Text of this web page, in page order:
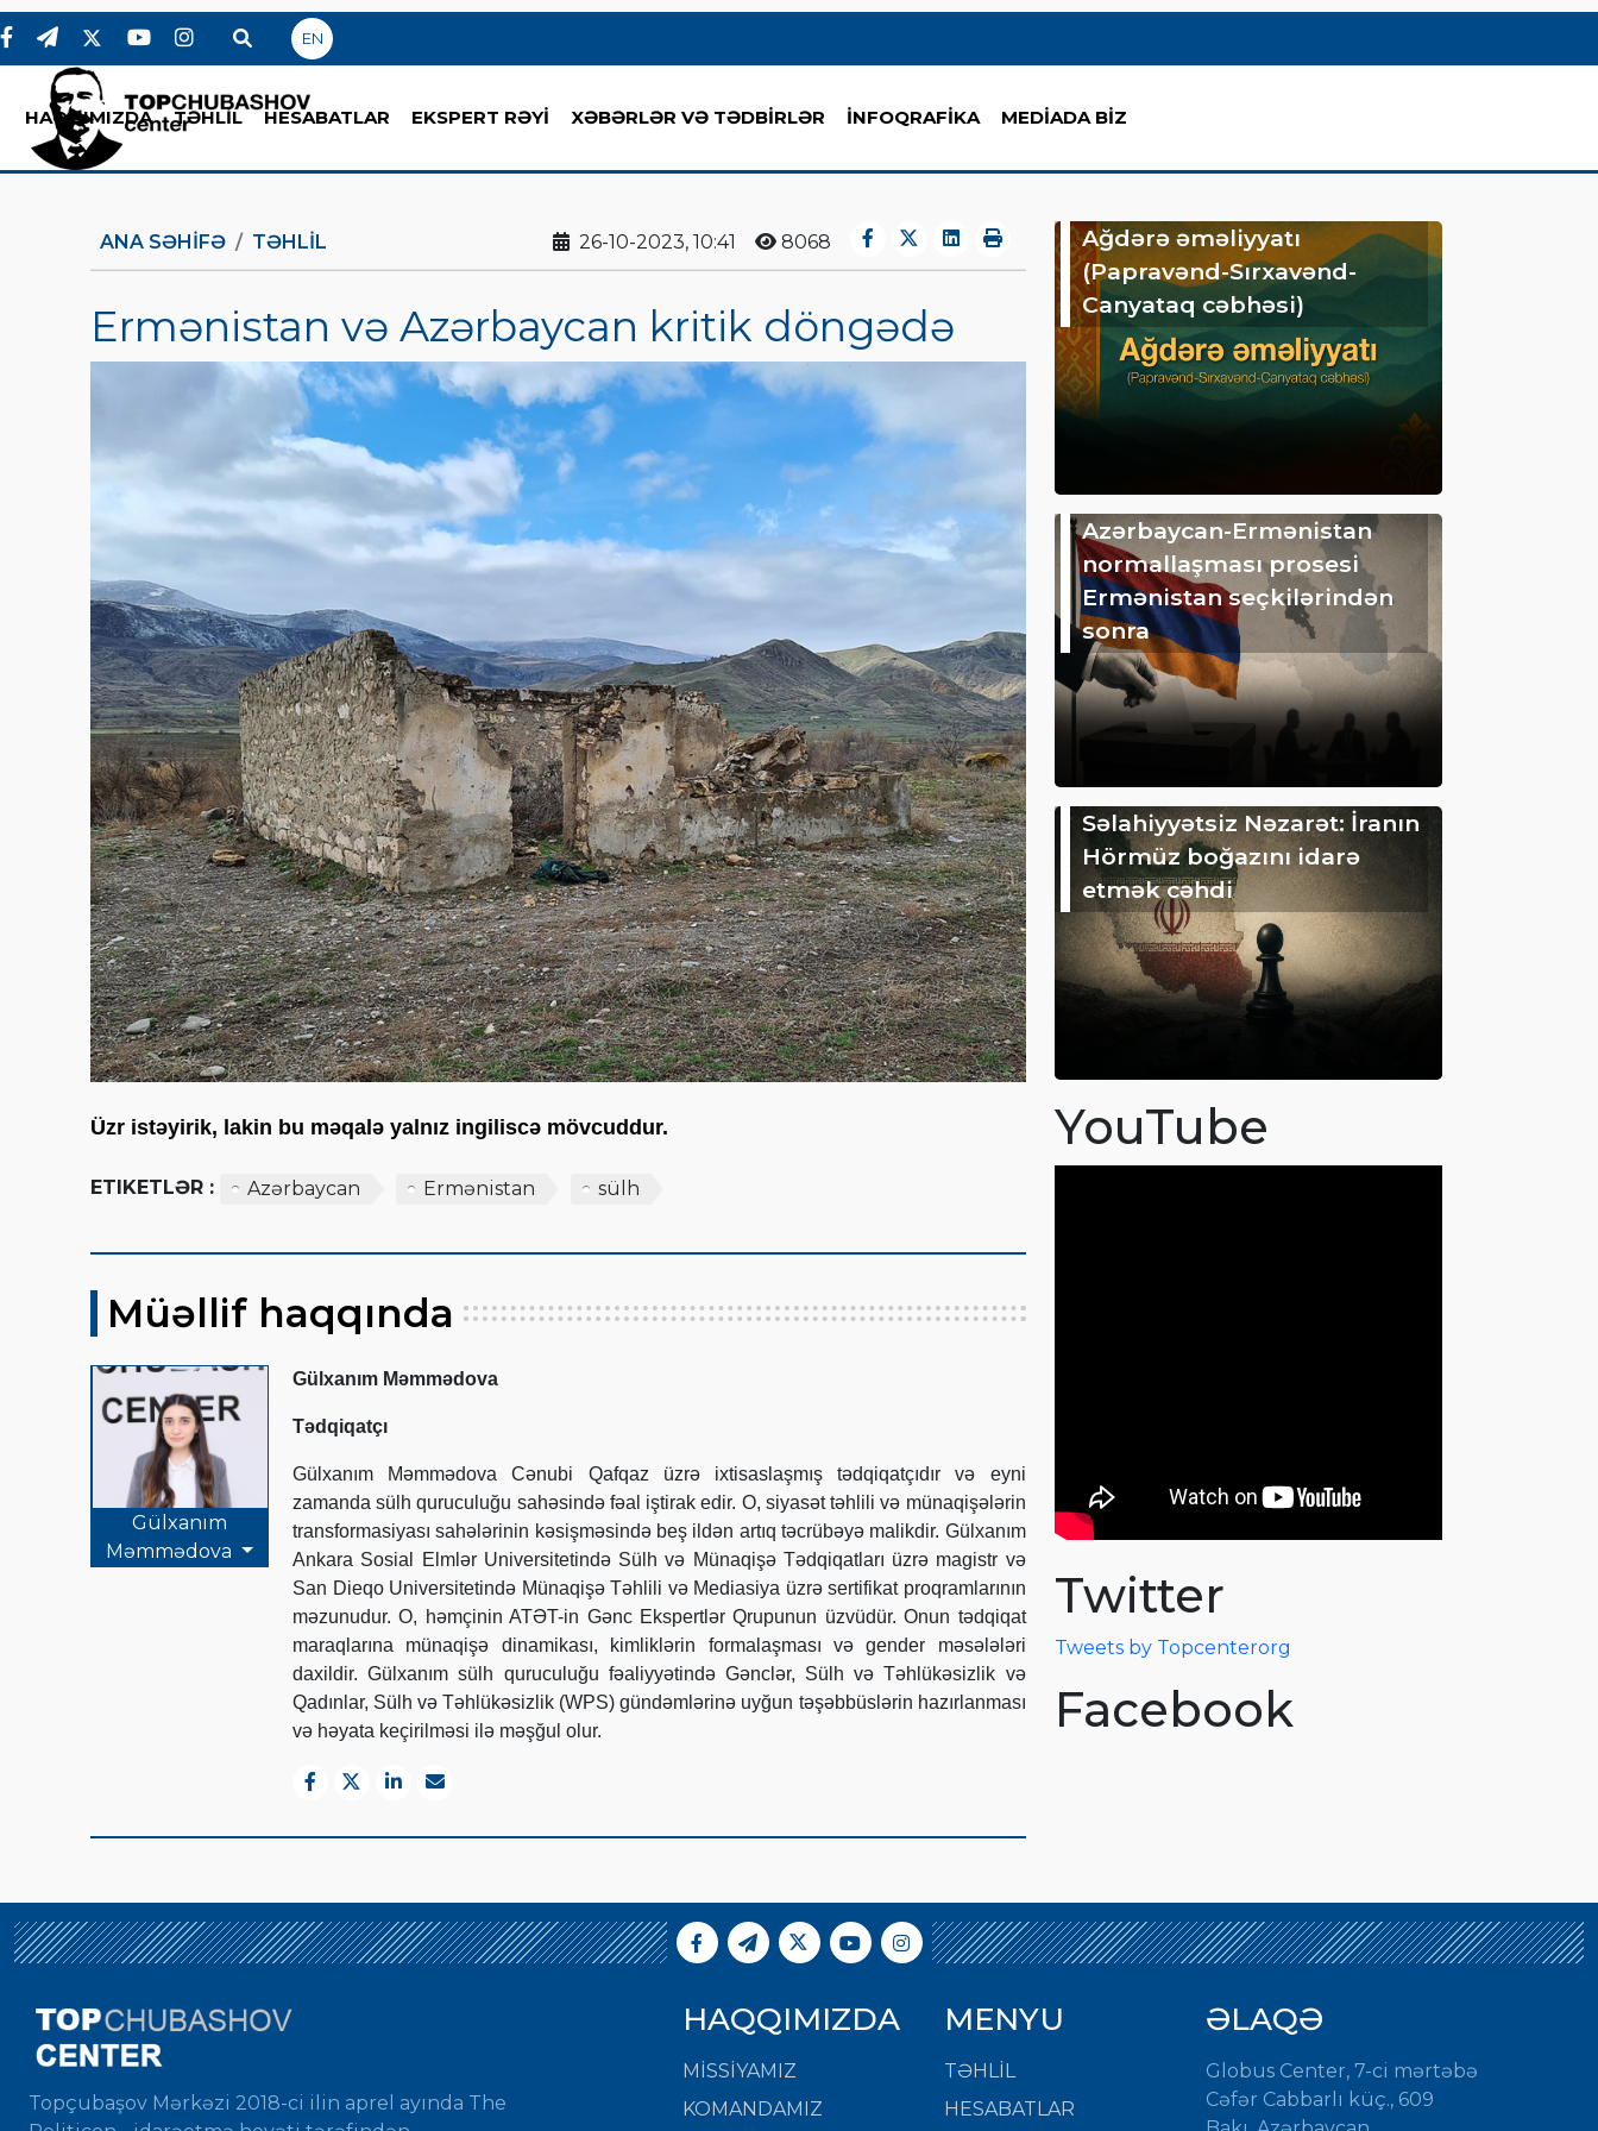
EN
HAQQIMIZDA TƏHLİL HESABATLAR EKSPERT RƏYİ XƏBƏRLƏR VƏ TƏDBİRLƏR İNFOQRAFİKA MEDİADA BİZ
ANA SƏHIFƏ TƏHLİL 26-10-2023, 10:41 8068
Ermənistan və Azərbaycan kritik döngədə
Üzr istəyirik, lakin bu məqalə yalnız ingiliscə mövcuddur.
ETIKETLƏR : Azərbaycan Ermənistan sülh
Müəllif haqqında
Gülxanım
Məmmədova
Gülxanım Məmmədova
Tədqiqatçı
Gülxanım Məmmədova Cənubi Qafqaz üzrə ixtisaslaşmış tədqiqatçıdır və eyni
zamanda sülh quruculuğu sahəsində fəal iştirak edir. O, siyasət təhlili və münaqişələrin
transformasiyası sahələrinin kəsişməsində beş ildən artıq təcrübəyə malikdir. Gülxanım
Ankara Sosial Elmlər Universitetində Sülh və Münaqişə Tədqiqatları üzrə magistr və
San Dieqo Universitetində Münaqişə Təhlili və Mediasiya üzrə sertifikat proqramlarının
məzunudur. O, həmçinin ATƏT-in Gənc Ekspertlər Qrupunun üzvüdür. Onun tədqiqat
maraqlarına münaqişə dinamikası, kimliklərin formalaşması və gender məsələləri
daxildir. Gülxanım sülh quruculuğu fəaliyyətində Gənclər, Sülh və Təhlükəsizlik və
Qadınlar, Sülh və Təhlükəsizlik (WPS) gündəmlərinə uyğun təşəbbüslərin hazırlanması
və həyata keçirilməsi ilə məşğul olur.
Ağdərə əməliyyatı
(Papravənd-Sırxavənd-
Canyataq cəbhəsi)
Azərbaycan-Ermənistan
normallaşması prosesi
Ermənistan seçkilərindən
sonra
Səlahiyyətsiz Nəzarət: İranın
Hörmüz boğazını idarə
etmək cəhdi
YouTube
Twitter
Tweets by Topcenterorg
Facebook
Topçubaşov Mərkəzi 2018-ci ilin aprel ayında The
HAQQIMIZDA
MISSIYAMIZ
KOMANDAMIZ
MENYU
TƏHLİL
HESABATLAR
ƏLAQƏ
Globus Center, 7-ci mərtəbə
Cəfər Cabbarlı küç., 609